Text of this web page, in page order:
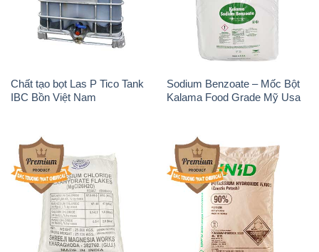
Chất tạo bọt Las P Tico Tank
IBC Bồn Việt Nam
Sodium Benzoate – Mốc Bột
Kalama Food Grade Mỹ Usa